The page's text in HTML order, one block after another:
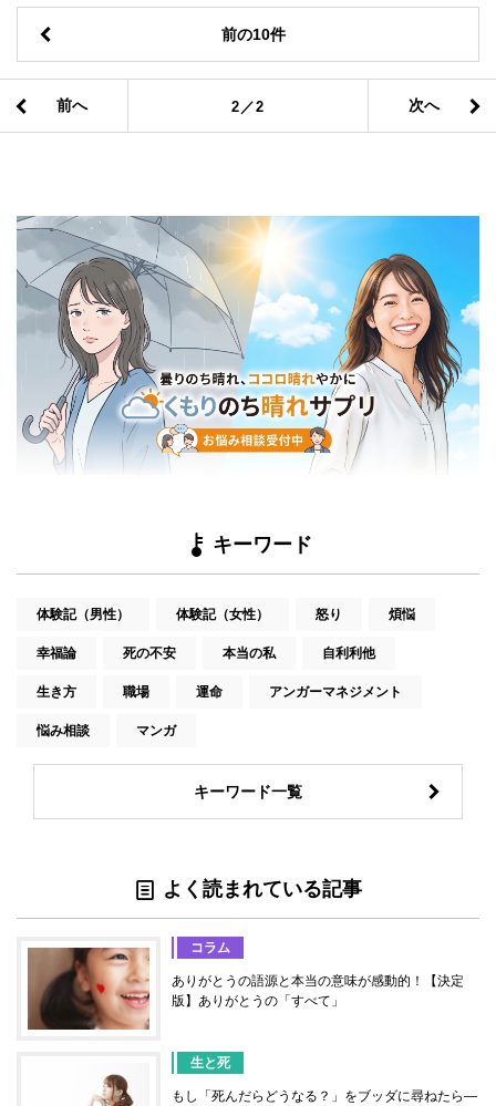
前の10件
前へ 2／2 次へ
キーワード
体験記（男性） 体験記（女性） 怒り 煩悩
幸福論 死の不安 本当の私 自利利他
生き方 職場 運命 アンガーマネジメント
悩み相談 マンガ
キーワード一覧
よく読まれている記事
コラム
ありがとうの語源と本当の意味が感動的！【決定
版】ありがとうの「すべて」
生と死
もし「死んだらどうなる？」をブッダに尋ねたら―